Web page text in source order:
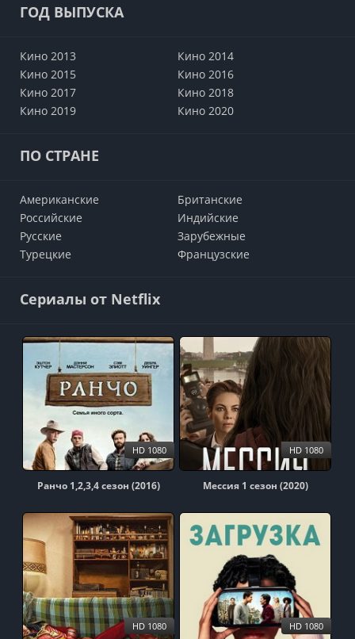
ГОД ВЫПУСКА
Кино 2013
Кино 2014
Кино 2015
Кино 2016
Кино 2017
Кино 2018
Кино 2019
Кино 2020
ПО СТРАНЕ
Американские
Британские
Российские
Индийские
Русские
Зарубежные
Турецкие
Французские
Сериалы от Netflix
Ранчо 1,2,3,4 сезон (2016)
HD 1080
Мессия 1 сезон (2020)
HD 1080
HD 1080 HD 1080